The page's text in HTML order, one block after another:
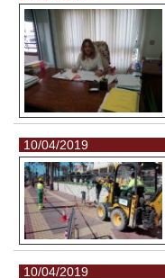
10/04/2019
10/04/2019